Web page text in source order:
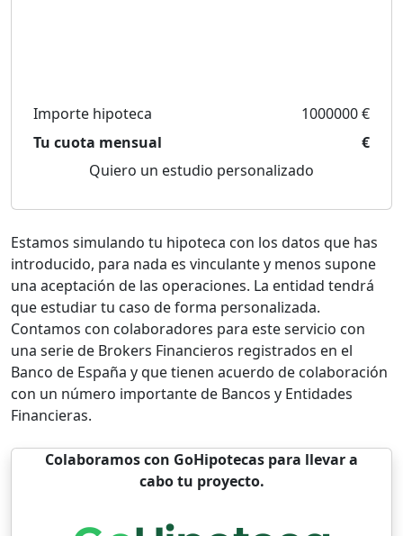
Importe hipoteca
1000000 €
Tu cuota mensual
€
Quiero un estudio personalizado
Estamos simulando tu hipoteca con los datos que has
introducido, para nada es vinculante y menos supone
una aceptación de las operaciones. La entidad tendrá
que estudiar tu caso de forma personalizada.
Contamos con colaboradores para este servicio con
una serie de Brokers Financieros registrados en el
Banco de España y que tienen acuerdo de colaboración
con un número importante de Bancos y Entidades
Financieras.
Colaboramos con GoHipotecas para llevar a
cabo tu proyecto.